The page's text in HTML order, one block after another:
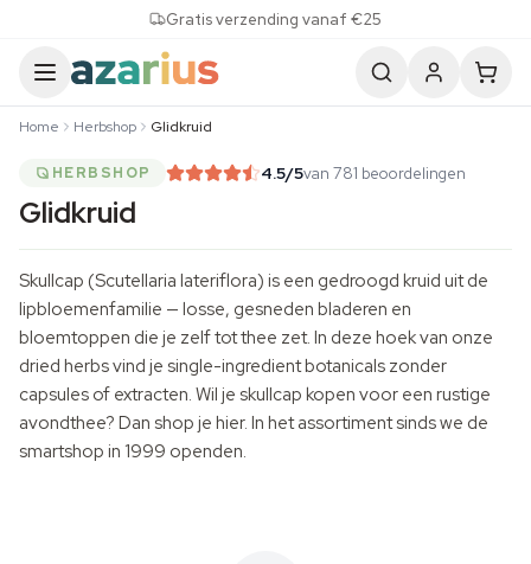
Gratis verzending vanaf €25
Home Herbshop Glidkruid
HERBSHOP 4.5/5van 781 beoordelingen
Glidkruid
Skullcap (Scutellaria lateriflora) is een gedroogd kruid uit de
lipbloemenfamilie — losse, gesneden bladeren en
bloemtoppen die je zelf tot thee zet. In deze hoek van onze
dried herbsvind je single-ingredient botanicals zonder
capsules of extracten. Wil je skullcap kopen voor een rustige
avondthee? Dan shop je hier. In het assortiment sinds we de
smartshop in 1999 openden.